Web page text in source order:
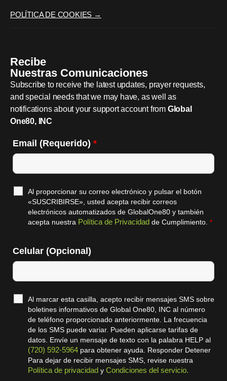
POLÍTICA DE COOKIES →
Recibe
Nuestras Comunicaciones
Subscribe to receive the latest updates, prayer requests,
and special needs that we may have, as well as
notifications about your support account from Global
One80, INC
Email (Requerido) *
Al proporcionar su correo electrónico y pulsar el botón
«SUSCRIBIRSE», usted acepta recibir correos
electrónicos automatizados de GlobalOne80 y también
acepta nuestra Política de Privacidad de Cumplimiento. *
Celular (Opcional)
Al marcar esta casilla, acepto recibir mensajes SMS sobre
boletines informativos de Global One80, INC al número
de teléfono proporcionado anteriormente. La frecuencia
de los SMS puede variar. Pueden aplicarse tarifas de
datos. Envíe un mensaje de texto con la palabra HELP al
(720) 592-5964 para obtener ayuda. Responder Detener
Para dejar de recibir mensajes SMS, revise nuestra
Política de privacidad y Condiciones del servicio.